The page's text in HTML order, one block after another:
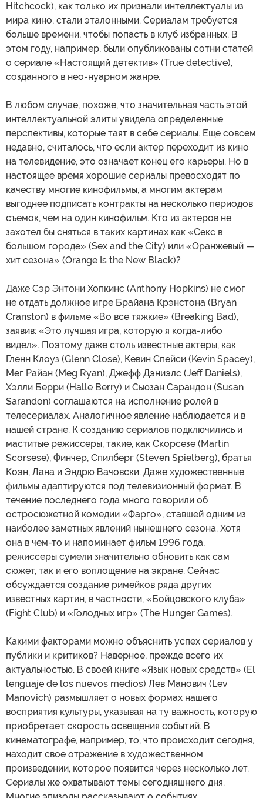
Hitchcock), как только их признали интеллектуалы из
мира кино, стали эталонными. Сериалам требуется
больше времени, чтобы попасть в клуб избранных. В
этом году, например, были опубликованы сотни статей
о сериале «Настоящий детектив» (True detective),
созданного в нео-нуарном жанре.
В любом случае, похоже, что значительная часть этой
интеллектуальной элиты увидела определенные
перспективы, которые таят в себе сериалы. Еще совсем
недавно, считалось, что если актер переходит из кино
на телевидение, это означает конец его карьеры. Но в
настоящее время хорошие сериалы превосходят по
качеству многие кинофильмы, а многим актерам
выгоднее подписать контракты на несколько периодов
съемок, чем на один кинофильм. Кто из актеров не
захотел бы сняться в таких картинах как «Секс в
большом городе» (Sex and the City) или «Оранжевый —
хит сезона» (Orange Is the New Black)?
Даже Сэр Энтони Хопкинс (Anthony Hopkins) не смог
не отдать должное игре Брайана Крэнстона (Bryan
Cranston) в фильме «Во все тяжкие» (Breaking Bad),
заявив: «Это лучшая игра, которую я когда-либо
видел». Поэтому даже столь известные актеры, как
Гленн Клоуз (Glenn Close), Кевин Спейси (Kevin Spacey),
Мег Райан (Meg Ryan), Джефф Дэниэлс (Jeff Daniels),
Хэлли Берри (Halle Berry) и Сьюзан Сарандон (Susan
Sarandon) соглашаются на исполнение ролей в
телесериалах. Аналогичное явление наблюдается и в
нашей стране. К созданию сериалов подключились и
маститые режиссеры, такие, как Скорсезе (Martin
Scorsese), Финчер, Спилберг (Steven Spielberg), братья
Коэн, Лана и Эндрю Вачовски. Даже художественные
фильмы адаптируются под телевизионный формат. В
течение последнего года много говорили об
остросюжетной комедии «Фарго», ставшей одним из
наиболее заметных явлений нынешнего сезона. Хотя
она в чем-то и напоминает фильм 1996 года,
режиссеры сумели значительно обновить как сам
сюжет, так и его воплощение на экране. Сейчас
обсуждается создание римейков ряда других
известных картин, в частности, «Бойцовского клуба»
(Fight Club) и «Голодных игр» (The Hunger Games).
Какими факторами можно объяснить успех сериалов у
публики и критиков? Наверное, прежде всего их
актуальностью. В своей книге «Язык новых средств» (El
lenguaje de los nuevos medios) Лев Манович (Lev
Manovich) размышляет о новых формах нашего
восприятия культуры, указывая на ту важность, которую
приобретает скорость освещения событий. В
кинематографе, например, то, что происходит сегодня,
находит свое отражение в художественном
произведении, которое появится через несколько лет.
Сериалы же охватывают темы сегодняшнего дня.